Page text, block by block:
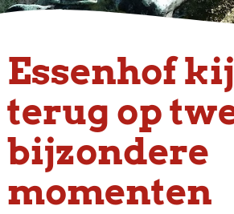
Essenhof
terug op
bijzondere
momenten